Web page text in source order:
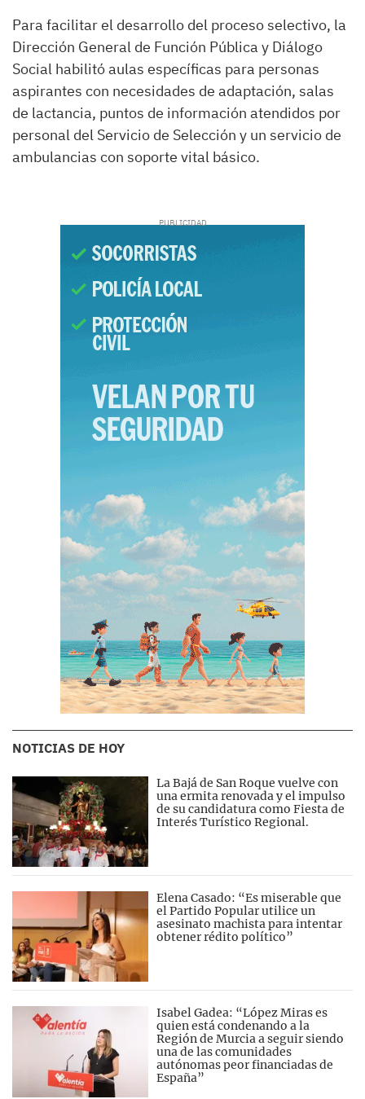
Para facilitar el desarrollo del proceso selectivo, la
Dirección General de Función Pública y Diálogo
Social habilitó aulas específicas para personas
aspirantes con necesidades de adaptación, salas
de lactancia, puntos de información atendidos por
personal del Servicio de Selección y un servicio de
ambulancias con soporte vital básico.
NOTICIAS DE HOY
La Bajá de San Roque vuelve con
una ermita renovada y el impulso
de su candidatura como Fiesta de
Interés Turístico Regional.
Elena Casado: “Es miserable que
el Partido Popular utilice un
asesinato machista para intentar
obtener rédito político”
Isabel Gadea: “López Miras es
quien está condenando a la
Región de Murcia a seguir siendo
una de las comunidades
autónomas peor financiadas de
España”